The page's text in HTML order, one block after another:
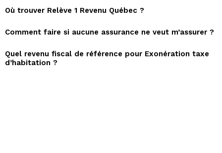
Où trouver Relève 1 Revenu Québec ?
Comment faire si aucune assurance ne veut m’assurer ?
Quel revenu fiscal de référence pour Exonération taxe
d’habitation ?